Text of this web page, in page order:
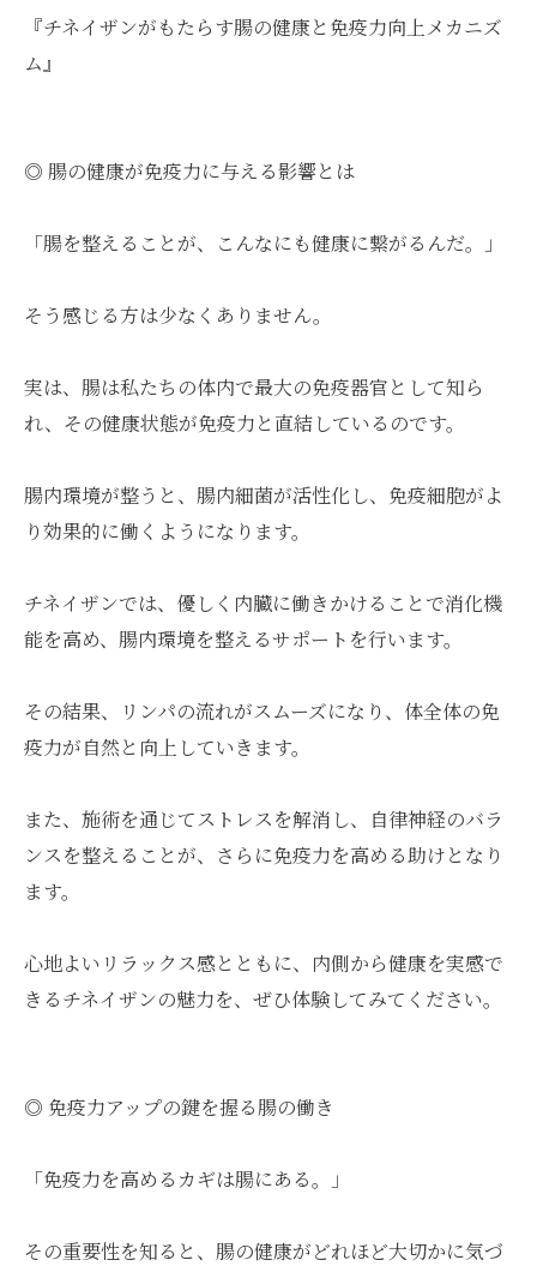
『チネイザンがもたらす腸の健康と免疫力向上メカニズ
ム』
◎ 腸の健康が免疫力に与える影響とは
「腸を整えることが、こんなにも健康に繋がるんだ。」
そう感じる方は少なくありません。
実は、腸は私たちの体内で最大の免疫器官として知ら
れ、その健康状態が免疫力と直結しているのです。
腸内環境が整うと、腸内細菌が活性化し、免疫細胞がよ
り効果的に働くようになります。
チネイザンでは、優しく内臓に働きかけることで消化機
能を高め、腸内環境を整えるサポートを行います。
その結果、リンパの流れがスムーズになり、体全体の免
疫力が自然と向上していきます。
また、施術を通じてストレスを解消し、自律神経のバラ
ンスを整えることが、さらに免疫力を高める助けとなり
ます。
心地よいリラックス感とともに、内側から健康を実感で
きるチネイザンの魅力を、ぜひ体験してみてください。
◎ 免疫力アップの鍵を握る腸の働き
「免疫力を高めるカギは腸にある。」
その重要性を知ると、腸の健康がどれほど大切かに気づ